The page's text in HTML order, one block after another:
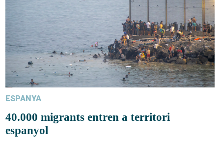
ESPANYA
40.000 migrants entren a territori
espanyol